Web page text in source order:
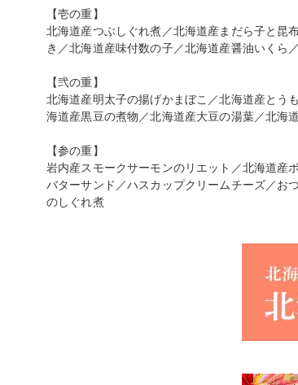
【壱の重】
北海道産つぶしぐれ煮／北海道産まだら子と昆
き／北海道産味付数の子／北海道産醤油いくら
【弐の重】
北海道産明太子の揚げかまぼこ／北海道産とう
海道産黒豆の煮物／北海道産大豆の湯葉／北海
【参の重】
岩内産スモークサーモンのリエット／北海道産
バターサンド／ハスカップクリームチーズ／お
のしぐれ煮